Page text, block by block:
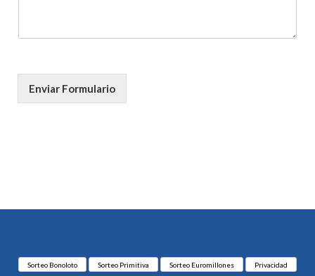
Enviar Formulario
Sorteo Bonoloto Sorteo Primitiva Sorteo Euromillones Privacidad